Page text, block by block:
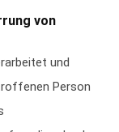
von
und
Person